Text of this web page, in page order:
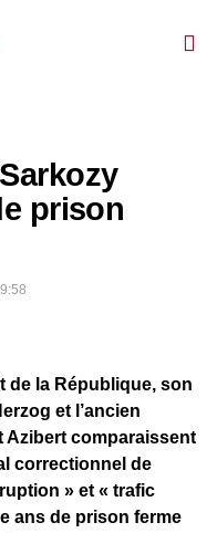
prison
de la République, son
et l’ancien
Azibert comparaissent
correctionnel de
» et « trafic
ans de prison ferme